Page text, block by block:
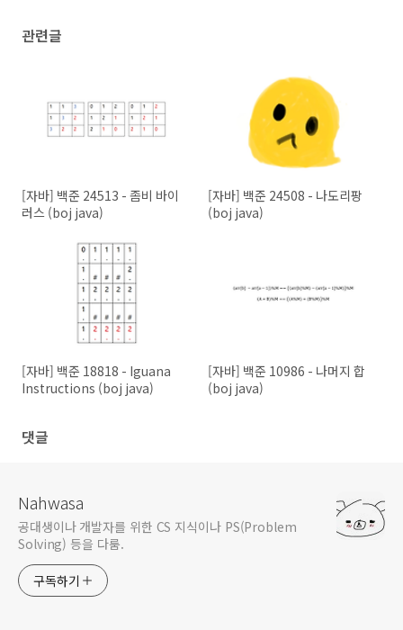
관련글
[자바] 백준 24513 - 좀비 바이
러스 (boj java)
[자바] 백준 24508 - 나도리팡
(boj java)
[자바] 백준 18818 - Iguana
Instructions (boj java)
[자바] 백준 10986 - 나머지 합
(boj java)
댓글
Nahwasa
공대생이나 개발자를 위한 CS 지식이나 PS(Problem
Solving) 등을 다룸.
구독하기